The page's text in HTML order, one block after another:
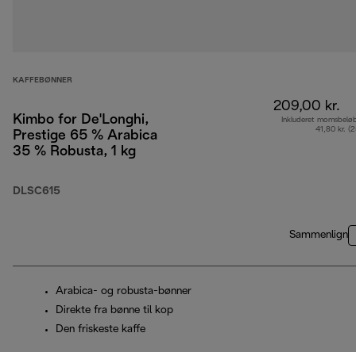
KAFFEBØNNER
Kimbo for De'Longhi,
Prestige 65 % Arabica
35 % Robusta, 1 kg
DLSC615
209,00 kr.
Inkluderet
41,80 kr.
Sammenlign
Arabica- og robusta-bønner
Direkte fra bønne til kop
Den friskeste kaffe